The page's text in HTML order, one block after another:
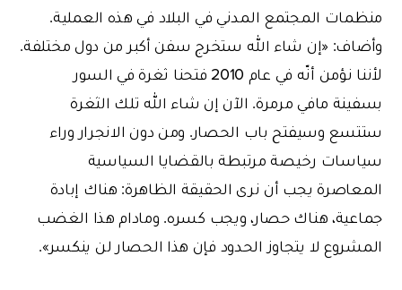
منظمات المجتمع المدني في البلاد في هذه العملية.
وأضاف: «إن شاء الله ستخرج سفن أكبر من دول مختلفة.
لأننا نؤمن أنّه في عام 2010 فتحنا ثغرة في السور
بسفينة مافي مرمرة. الآن إن شاء الله تلك الثغرة
ستتسع وسيفتح باب الحصار. ومن دون الانجرار وراء
سياسات رخيصة مرتبطة بالقضايا السياسية
المعاصرة يجب أن نرى الحقيقة الظاهرة: هناك إبادة
جماعية، هناك حصار، ويجب كسره. ومادام هذا الغضب
المشروع لا يتجاوز الحدود فإن هذا الحصار لن ينكسر».